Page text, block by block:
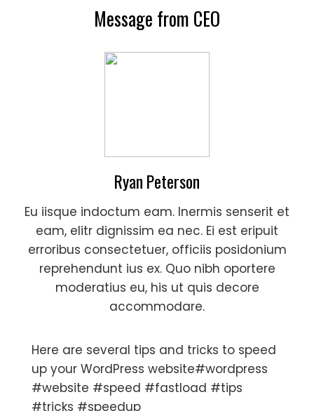
Message from CEO
Ryan Peterson
Eu iisque indoctum eam. Inermis senserit et
eam, elitr dignissim ea nec. Ei est eripuit
erroribus consectetuer, officiis posidonium
reprehendunt ius ex. Quo nibh oportere
moderatius eu, his ut quis decore
accommodare.
Here are several tips and tricks to speed
up your WordPress website#wordpress
#website #speed #fastload #tips
#tricks #speedup